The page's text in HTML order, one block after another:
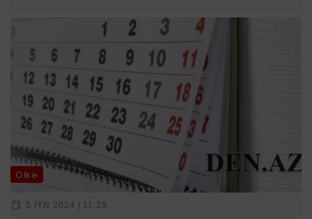
Ölkə
5 IYN 2024 | 11:29